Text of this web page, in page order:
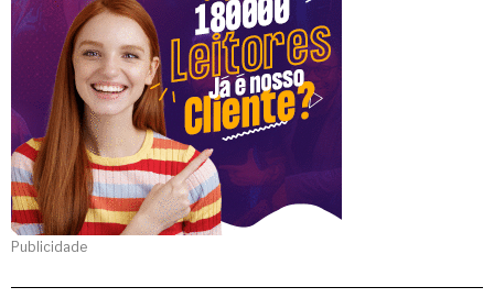
Publicidade